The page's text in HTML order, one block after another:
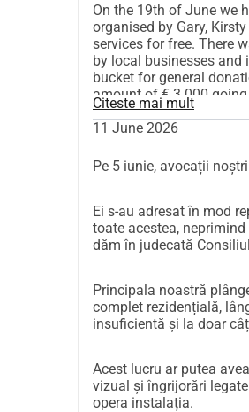
On the 19th of June we
organised by Gary,
services for free. There
by local businesses and
bucket for general
amount of € 3.000
Citeste mai mult
11 June 2026
Pe 5 iunie, avocații
Ei s-au adresat în mod
toate acestea,
dăm în judecată
Principala noastră
complet rezidențială,
insuficientă și la doar
Acest lucru ar putea
vizual și îngrijorări
opera instalația.